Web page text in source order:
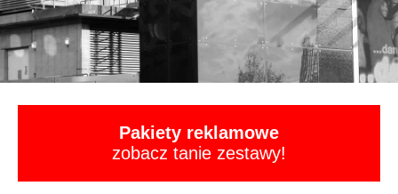
Pakiety reklamowe
zobacz tanie zestawy!